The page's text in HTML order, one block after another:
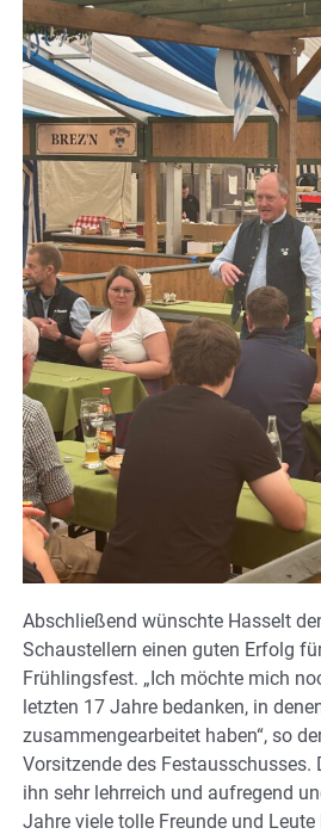
Abschließend wünschte Hasselt
Schaustellern einen guten Erfolg
Frühlingsfest. „Ich möchte mich
letzten 17 Jahre bedanken, in
zusammengearbeitet haben“, so
Vorsitzende des Festausschusses.
ihn sehr lehrreich und aufregend
Jahre viele tolle Freunde und Leute